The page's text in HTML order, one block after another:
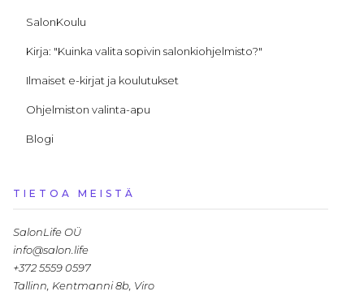
SalonKoulu
Kirja: "Kuinka valita sopivin salonkiohjelmisto?"
Ilmaiset e-kirjat ja koulutukset
Ohjelmiston valinta-apu
Blogi
TIETOA MEISTÄ
SalonLife OÜ
info@salon.life
+372 5559 0597
Tallinn, Kentmanni 8b, Viro